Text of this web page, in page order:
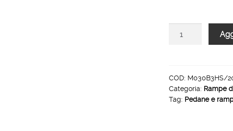
furgoni
dritte
HLS-
COD: M030B3HS/
Categoria: Rampe
Tag: Pedane e